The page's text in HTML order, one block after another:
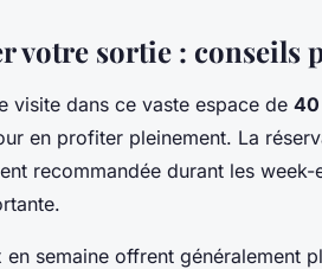
votre sortie : conseils
visite dans ce vaste espace de 40
en profiter pleinement. La
recommandée durant les
en semaine offrent généralement